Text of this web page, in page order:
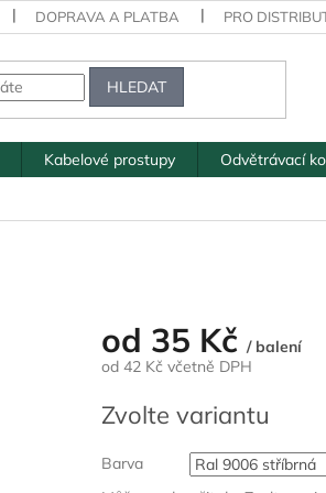
DOPRAVA A PLATBA PRO
HLEDAT
Kabelové prostupy Odvětrávací
od 35 Kč / balení
od 42 Kč včetně DPH
cena:
Zvolte variantu
Barva